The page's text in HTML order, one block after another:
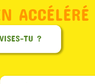
TU ?